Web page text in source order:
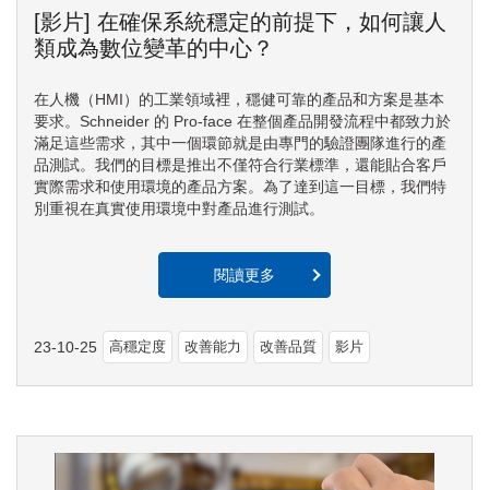
[影片] 在確保系統穩定的前提下，如何讓人
類成為數位變革的中心？
在人機（HMI）的工業領域裡，穩健可靠的產品和方案是基本
要求。Schneider 的 Pro-face 在整個產品開發流程中都致力於
滿足這些需求，其中一個環節就是由專門的驗證團隊進行的產
品測試。我們的目標是推出不僅符合行業標準，還能貼合客戶
實際需求和使用環境的產品方案。為了達到這一目標，我們特
別重視在真實使用環境中對產品進行測試。
閱讀更多
23-10-25 高穩定度 改善能力 改善品質 影片